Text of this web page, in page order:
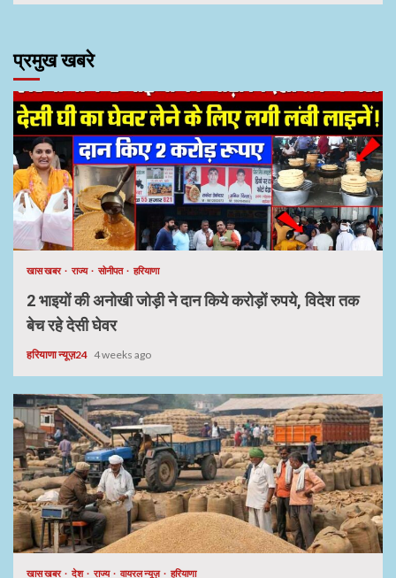
प्रमुख खबरे
खास खबर राज्य सोनीपत हरियाणा
2 भाइयों की अनोखी जोड़ी ने दान किये करोड़ों रुपये, विदेश तक
बेच रहे देसी घेवर
हरियाणा न्यूज़24 4 weeks ago
खास खबर देश राज्य वायरल न्यूज़ हरियाणा